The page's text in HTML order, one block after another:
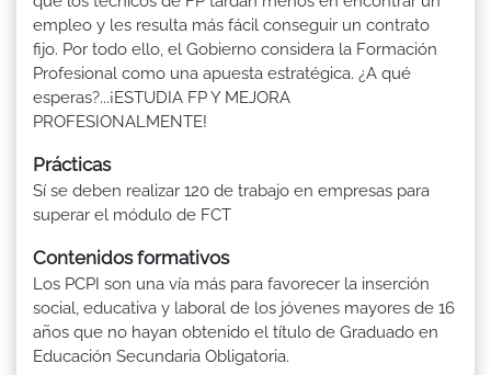
empleo y les resulta más fácil conseguir un contrato
fijo. Por todo ello, el Gobierno considera la Formación
Profesional como una apuesta estratégica. ¿A qué
esperas?...¡ESTUDIA FP Y MEJORA
PROFESIONALMENTE!
Prácticas
Sí se deben realizar 120 de trabajo en empresas para
superar el módulo de FCT
Contenidos formativos
Los PCPI son una vía más para favorecer la inserción
social, educativa y laboral de los jóvenes mayores de 16
años que no hayan obtenido el título de Graduado en
Educación Secundaria Obligatoria.